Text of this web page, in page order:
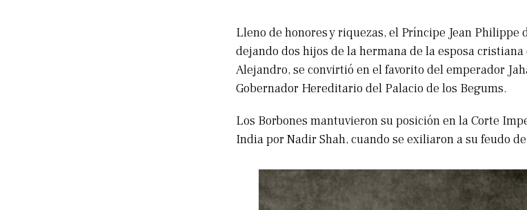
Lleno de honores y riquezas, el Príncipe Jean Philippe
dejando dos hijos de la hermana de la esposa
Alejandro, se convirtió en el favorito del emperador
Gobernador Hereditario del Palacio de los Begums.
Los Borbones mantuvieron su posición en la Corte
India por Nadir Shah, cuando se exiliaron a su feudo